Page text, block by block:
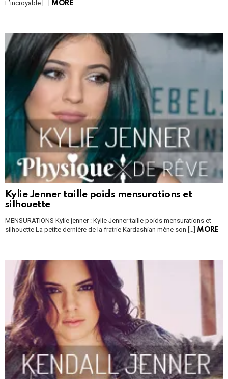
L’incroyable […] MORE
Kylie Jenner taille poids mensurations et
silhouette
MENSURATIONS Kylie jenner : Kylie Jenner taille poids mensurations et
silhouette La petite dernière de la fratrie Kardashian mène son […] MORE